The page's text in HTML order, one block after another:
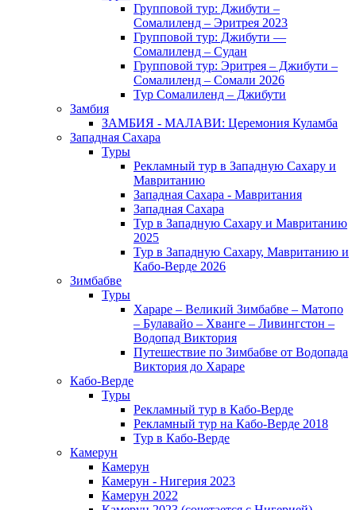
Групповой тур: Джибути –
Cомалиленд – Эритрея 2023
Групповой тур: Джибути —
Сомалиленд – Судан
Групповой тур: Эритрея – Джибути –
Сомалиленд – Сомали 2026
Тур Cомалиленд – Джибути
Замбия
ЗАМБИЯ - МАЛАВИ: Церемония Куламба
Западная Сахара
Туры
Рекламный тур в Западную Сахару и
Мавританию
Западная Сахара - Мавритания
Западная Сахара
Тур в Западную Сахару и Мавританию
2025
Тур в Западную Сахару, Мавританию и
Кабо-Верде 2026
Зимбабве
Туры
Хараре – Великий Зимбабве – Матопо
– Булавайо – Хванге – Ливингстон –
Водопад Виктория
Путешествие по Зимбабве от Водопада
Виктория до Хараре
Кабо-Верде
Туры
Рекламный тур в Кабо-Верде
Рекламный тур на Кабо-Верде 2018
Тур в Кабо-Верде
Камерун
Камерун
Камерун - Нигерия 2023
Камерун 2022